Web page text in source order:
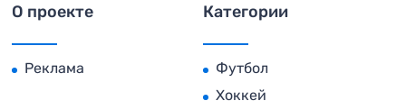
О проекте
Реклама
Категории
Футбол
Хоккей